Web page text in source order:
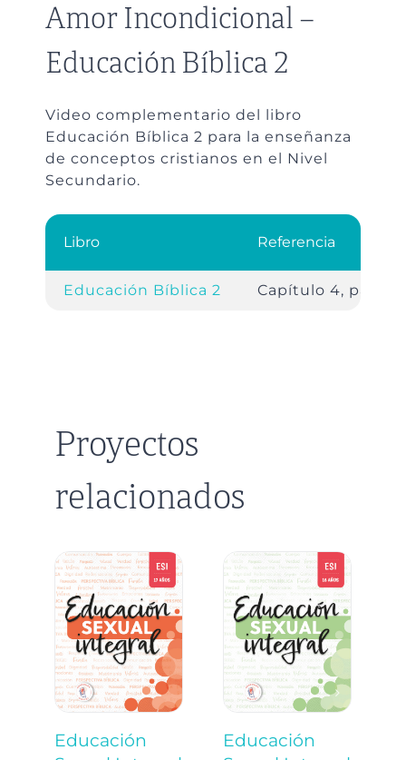
Amor Incondicional –
Educación Bíblica 2
Video complementario del libro
Educación Bíblica 2 para la enseñanza
de conceptos cristianos en el Nivel
Secundario.
Libro Referencia
Educación Bíblica 2 Capítulo 4, pág.
Proyectos
relacionados
Educación
Educación